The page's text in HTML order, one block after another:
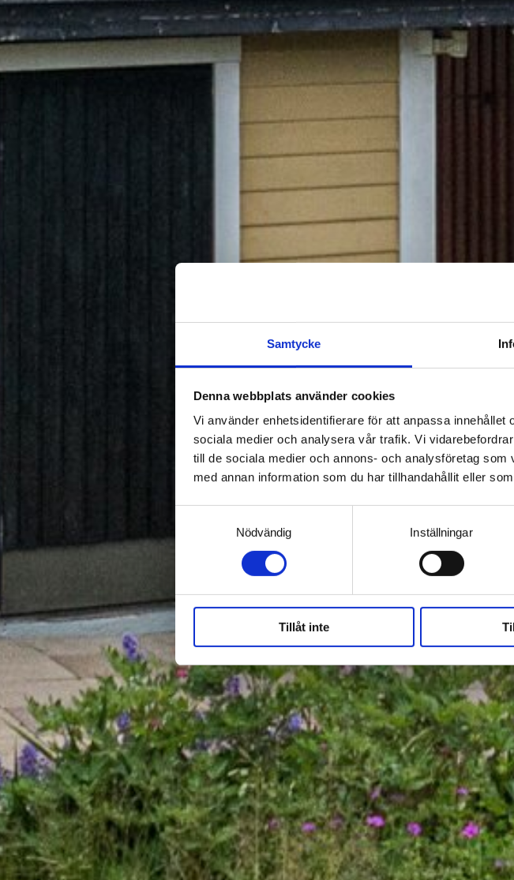
Samtycke
Denna webbplats använder cookies
Vi använder enhetsidentifierare för att anpassa
sociala medier och analysera vår trafik. Vi
till de sociala medier och annons- och analysföretag
med annan information som du har tillhandahållit eller
Nödvändig
Inställningar
Tillåt inte